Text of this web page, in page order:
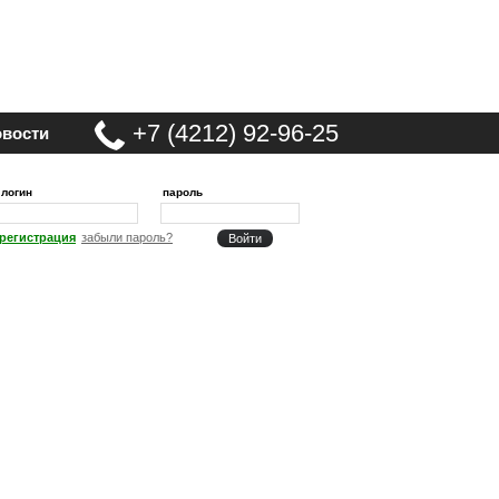
+7 (4212) 92-96-25
логин пароль
регистрация забыли пароль?